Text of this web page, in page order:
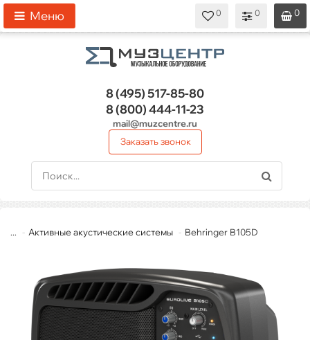
0
0
0
Меню
8 (495)517-85-80
8 (800)444-11-23
mail@muzcentre.ru
Заказать звонок
... Активные акустические системы Behringer B105D